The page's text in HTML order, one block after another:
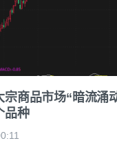
宗商品市场“暗流涌
品种